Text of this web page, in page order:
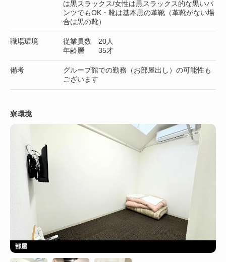
は黒スラックス/女性は黒スラックス的な黒いパ
ンツでもOK・靴は基本黒の革靴（革靴がない場
合は黒の靴）
職場環境
従業員数 20人
年齢層 35才
備考
グループ館での勤務（お部屋出し）の可能性も
ございます
寮環境
部屋